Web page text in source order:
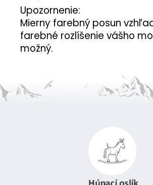
Upozornenie:
Mierny farebný posun
farebné rozlíšenie vášho
možný.